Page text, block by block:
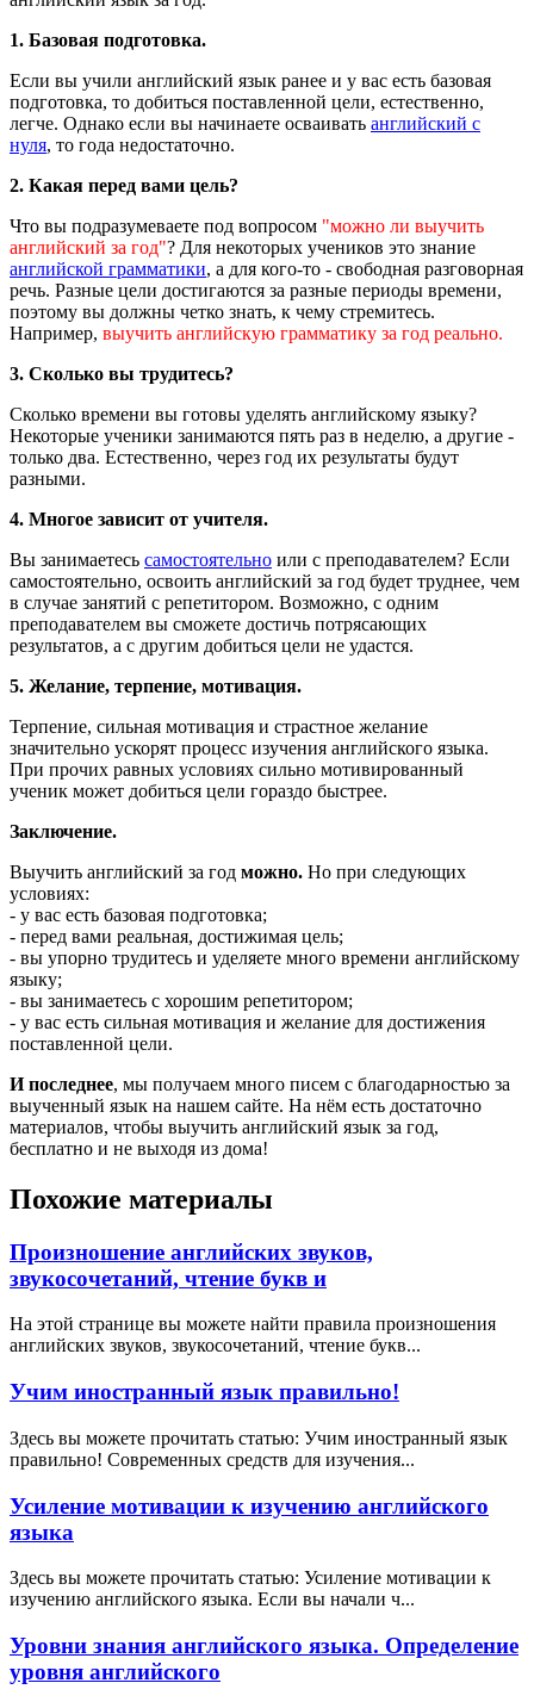
1. Базовая подготовка.
Если вы учили английский язык ранее и у вас есть базовая
подготовка, то добиться поставленной цели, естественно,
легче. Однако если вы начинаете осваивать английский с
нуля, то года недостаточно.
2. Какая перед вами цель?
Что вы подразумеваете под вопросом "можно ли выучить
английский за год"? Для некоторых учеников это знание
английской грамматики, а для кого-то - свободная разговорная
речь. Разные цели достигаются за разные периоды времени,
поэтому вы должны четко знать, к чему стремитесь.
Например, выучить английскую грамматику за год реально.
3. Сколько вы трудитесь?
Сколько времени вы готовы уделять английскому языку?
Некоторые ученики занимаются пять раз в неделю, а другие -
только два. Естественно, через год их результаты будут
разными.
4. Многое зависит от учителя.
Вы занимаетесь самостоятельно или с преподавателем? Если
самостоятельно, освоить английский за год будет труднее, чем
в случае занятий с репетитором. Возможно, с одним
преподавателем вы сможете достичь потрясающих
результатов, а с другим добиться цели не удастся.
5. Желание, терпение, мотивация.
Терпение, сильная мотивация и страстное желание
значительно ускорят процесс изучения английского языка.
При прочих равных условиях сильно мотивированный
ученик может добиться цели гораздо быстрее.
Заключение.
Выучить английский за год можно. Но при следующих
условиях:
- у вас есть базовая подготовка;
- перед вами реальная, достижимая цель;
- вы упорно трудитесь и уделяете много времени английскому
языку;
- вы занимаетесь с хорошим репетитором;
- у вас есть сильная мотивация и желание для достижения
поставленной цели.
И последнее, мы получаем много писем с благодарностью за
выученный язык на нашем сайте. На нём есть достаточно
материалов, чтобы выучить английский язык за год,
бесплатно и не выходя из дома!
Похожие материалы
Произношение английских звуков,
звукосочетаний, чтение букв и
На этой странице вы можете найти правила произношения
английских звуков, звукосочетаний, чтение букв...
Учим иностранный язык правильно!
Здесь вы можете прочитать статью: Учим иностранный язык
правильно! Современных средств для изучения...
Усиление мотивации к изучению английского
языка
Здесь вы можете прочитать статью: Усиление мотивации к
изучению английского языка. Если вы начали ч...
Уровни знания английского языка. Определение
уровня английского